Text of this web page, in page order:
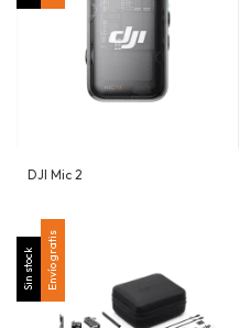
DJI Mic 2
Sin stock Envío gratis